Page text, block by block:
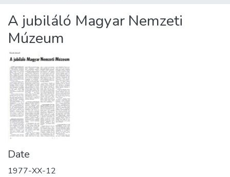
About us
A jubiláló Magyar Nemzeti
Múzeum
Date
1977-XX-12